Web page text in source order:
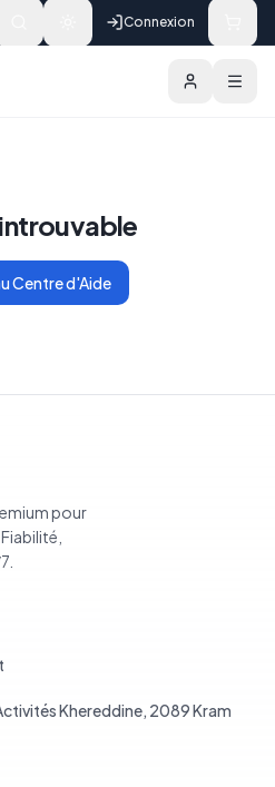
Connexion
Centre d'Aide
pour
Khereddine, 2089 Kram